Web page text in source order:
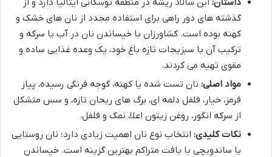
گذشته های دور راهی برای استفاده مجدد از نان های خشک و
کهنه بوده است. کشاورزان با خیساندن نان در آب یا سرکه و
ترکیب آن با سبزیجات تازه باغ خود، یک وعده غذایی ساده و
مقوی تهیه می کردند.
مواد اصلی: نان تست شده یا کهنه، گوجه فرنگی رسیده، پیاز
قرمز، خیار، فلفل دلمه ای، برگ های ریحان تازه، و سس متشکل
از سرکه انگور، روغن زیتون اعلا، نمک و فلفل.
نکات کلیدی: انتخاب نوع نان اهمیت زیادی دارد؛ نان روستایی
یا ساندویچی با بافت متراکم بهترین گزینه است. خیساندن